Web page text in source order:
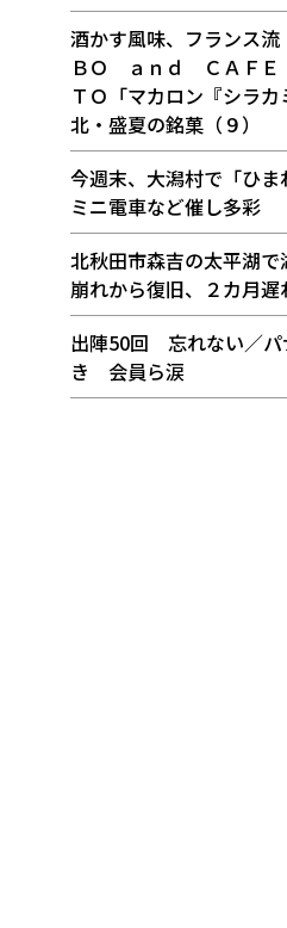
酒かす風味、フランス
ＢＯ ａｎｄ ＣＡＦＥ
ＴＯ「マカロン『シラ
北・盛夏の銘菓（９）
今週末、大潟村で「ひ
ミニ電車など催し多彩
北秋田市森吉の太平湖
崩れから復旧、２カ月遅
出陣50回 忘れない／パ
き 会員ら涙